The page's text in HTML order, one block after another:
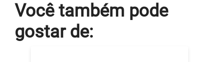
Você também pode
gostarde: